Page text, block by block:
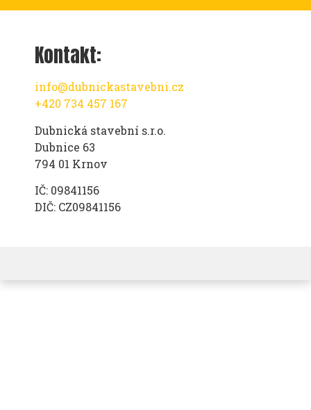
Kontakt:
info@dubnickastavebni.cz
+420 734 457 167
Dubnická stavební s.r.o.
Dubnice 63
794 01 Krnov
IČ: 09841156
DIČ: CZ09841156